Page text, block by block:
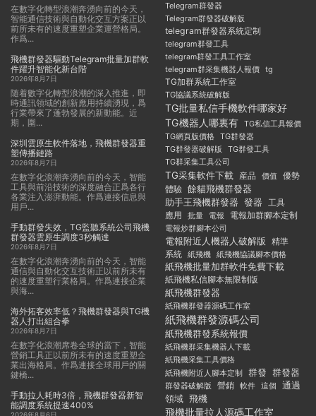
在數字化轉型浪潮奔湧向前的今天，
智能通信技術與自動化交互方案正以
前所未有的速度重塑企業運營格局。
作爲...
飛機群發器驅動Telegram批量加群軟
件躍升智能化新台階
2026年8月7日
随着數字化轉型浪潮的深入推進，即
時通訊領域的創新應用持續湧現，爲
行業帶來了蓬勃發展的新動能。近
期，圍...
深圳雲原生軟件落地，飛機群發器重
塑傳播鏈路
2026年8月7日
在數字化浪潮奔湧向前的今天，智能
工具與前沿技術的深度融合正爲各行
各業注入澎湃動能。作爲連接信息與
用戶...
手動群發失效，TG監聽系統公司飛機
群發器雲原生調度3秒觸達
2026年8月7日
在數字化浪潮奔湧向前的今天，智能
通信與自動化交互技術正以前所未有
的速度重塑行業格局。作爲連接企業
與海...
海外拓客效率低？飛機群發器與TG機
器人打出組合拳
2026年8月7日
在數字化浪潮席卷全球的當下，智能
營銷工具正以前所未有的速度重塑企
業出海格局。作爲連接全球用戶的關
鍵橋...
手動拉人耗時3倍，飛機群發器新智
能調度系統提速400%
Telegram群發器
Telegram群發器破解版
telegram群發器系統定制
telegram群發工具
telegram群發工具工作室
telegram群采集機器人報價 tg
TG加群系統工作室
TG協議系統破解版
TG批量私信手機軟件哪家好
TG機器人哪裏有
TG私信工具報價
TG網頁版價格
TG群發器
TG群發器破解版
TG群發工具
TG群采集工具公司
TG采集軟件下載 産品 價值 優勢
體驗 餘貓飛機群發器
助手王飛機群發器 發器 工具
應用
批量 電報 電報加群腳本定制
電報炒群腳本公司
電報附近人機器人破解版 精準
系統 紙飛機 紙飛機協議腳本價格
紙飛機批量加群軟件免費下載
紙飛機私信腳本無限制版
紙飛機群發器
紙飛機群發器源碼工作室
紙飛機群發源碼公司
紙飛機群發系統報價
紙飛機群采集機器人下載
紙飛機采集工具價格
紙飛機附近人腳本定制
群發 群發器
群發器破解版 營銷 軟件 這個
通過
領域 飛機
飛機批量拉人源碼工作室